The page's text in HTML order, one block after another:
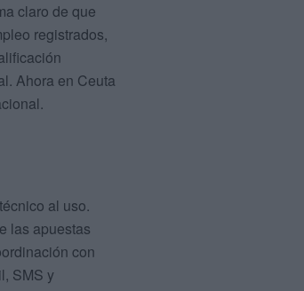
claro de que
registrados,
Ahora en Ceuta
al uso.
las apuestas
con
SMS y